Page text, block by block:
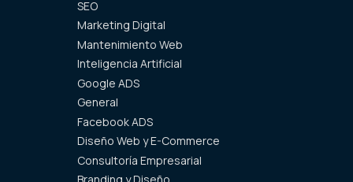
SEO
Marketing Digital
Mantenimiento Web
Inteligencia Artificial
Google ADS
General
Facebook ADS
Diseño Web y E-Commerce
Consultoría Empresarial